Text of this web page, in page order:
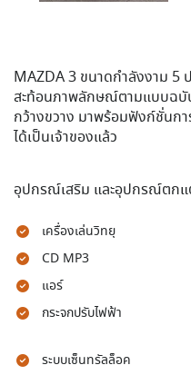
MAZDA 3 ขนาดกำลังงาม 5
สะท้อนภาพลักษณ์ตามแบบฉบั
กว้างขวาง มาพร้อมฟังก์ชั่นก
ได้เป็นเจ้าของแล้ว
อุปกรณ์เสริม และอุปกรณ์ตก
เครื่องเล่นวิทยุ
CD MP3
แอร์
กระจกปรับไฟฟ้า
ระบบเซ็นทรัลล็อค